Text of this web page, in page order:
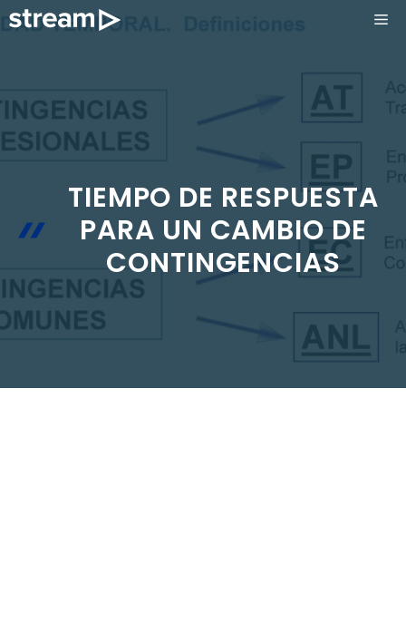
Saltar
TIEMPO DE RESPUESTA
PARA UN CAMBIO DE
CONTINGENCIAS